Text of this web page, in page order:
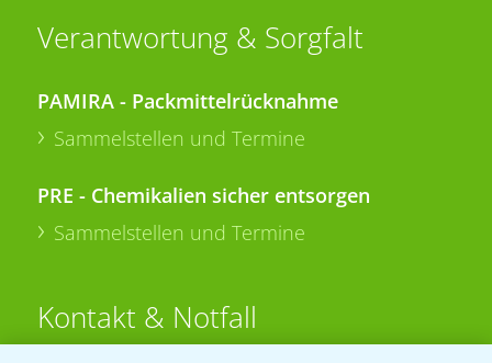
Verantwortung & Sorgfalt
PAMIRA - Packmittelrücknahme
Sammelstellen und Termine
PRE - Chemikalien sicher entsorgen
Sammelstellen und Termine
Kontakt & Notfall